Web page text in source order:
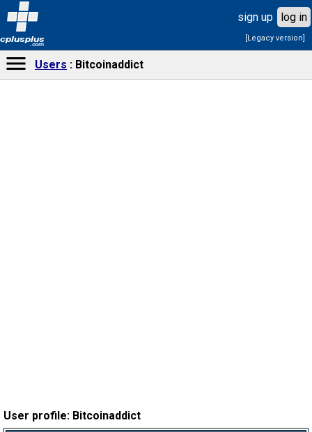
cplusplus
.com
sign up log in
[Legacy version]
Users Bitcoinaddict
User profile: Bitcoinaddict